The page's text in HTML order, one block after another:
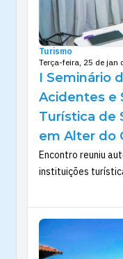
Turismo
Terça-feira, 25 de jan
I Seminário
Acidentes e
Turística de
em Alter do
Encontro reuniu
instituições